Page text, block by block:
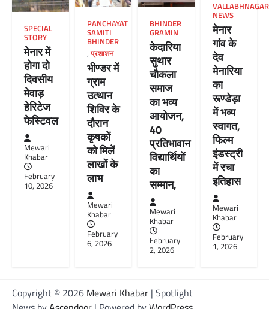
SPECIAL
STORY
मेनार में
होगा दो
दिवसीय
मेवाड़
हेरिटेज
फेस्टिवल
Mewari
Khabar
February
10, 2026
PANCHAYAT
SAMITI
BHINDER
,प्रशाशन
भीण्डर में
ग्राम
उत्थान
शिविर के
दौरान
कृषकों
को मिलें
लाखों के
लाभ
Mewari
Khabar
February
6, 2026
BHINDER
GRAMIN
केदारिया
सुथार
चौकला
समाज
का भव्य
आयोजन,
40
प्रतिभावान
विद्यार्थियों
का
सम्मान,
Mewari
Khabar
February
2, 2026
VALLABHNAGAR
NEWS
मेनार
गांव के
देव
मेनारिया
का
रूण्डेड़ा
में भव्य
स्वागत,
फिल्म
इंडस्ट्री
में रचा
इतिहास
Mewari
Khabar
February
1, 2026
Copyright © 2026 Mewari Khabar | Spotlight